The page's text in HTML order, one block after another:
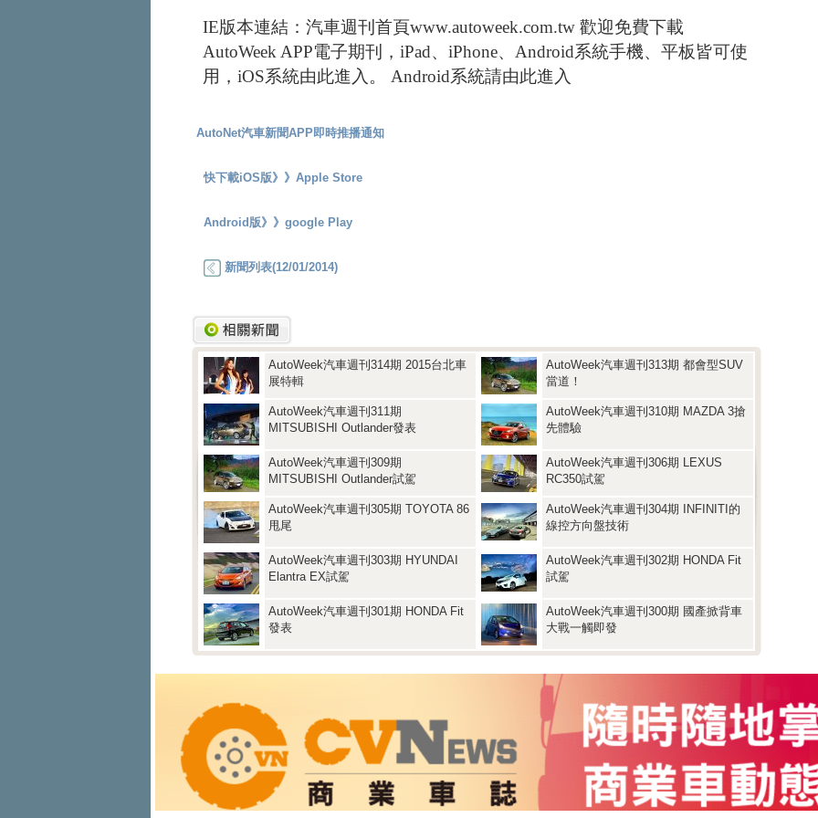
IE版本連結：汽車週刊首頁www.autoweek.com.tw 歡迎免費下載
AutoWeek APP電子期刊，iPad、iPhone、Android系統手機、平板皆可使
用，iOS系統由此進入。 Android系統請由此進入
AutoNet汽車新聞APP即時推播通知
快下載iOS版》》 Apple Store
Android版》》 google Play
新聞列表(12/01/2014)
AutoWeek汽車週刊314期 2015台北車
展特輯
AutoWeek汽車週刊313期 都會型SUV
當道！
AutoWeek汽車週刊311期
MITSUBISHI Outlander發表
AutoWeek汽車週刊310期 MAZDA 3搶
先體驗
AutoWeek汽車週刊309期
MITSUBISHI Outlander試駕
AutoWeek汽車週刊306期 LEXUS
RC350試駕
AutoWeek汽車週刊305期 TOYOTA 86
甩尾
AutoWeek汽車週刊304期 INFINITI的
線控方向盤技術
AutoWeek汽車週刊303期 HYUNDAI
Elantra EX試駕
AutoWeek汽車週刊302期 HONDA Fit
試駕
AutoWeek汽車週刊301期 HONDA Fit
發表
AutoWeek汽車週刊300期 國產掀背車
大戰一觸即發